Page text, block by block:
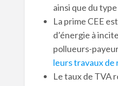
ainsi que du
La prime CEE
d’énergie à
pollueurs-
leurs travaux
Le taux de TVA